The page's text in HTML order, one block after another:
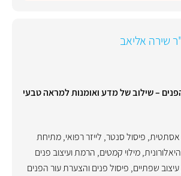
שירה אליאב
– שילוב של מדע ואומנות למראה טבעי
אסתטית, פיסול סנטר, לייזר רפואי,מתיחת
,מילוי קמטים, הרמת ועיצוב פנים
עיצוב שפתיים, פיסול פנים והצערת עור הפנים